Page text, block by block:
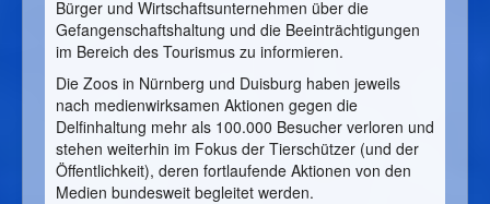
Bürger und Wirtschaftsunternehmen über die
Gefangenschaftshaltung und die Beeinträchtigungen
im Bereich des Tourismus zu informieren.
Die Zoos in Nürnberg und Duisburg haben jeweils
nach medienwirksamen Aktionen gegen die
Delfinhaltung mehr als 100.000 Besucher verloren und
stehen weiterhin im Fokus der Tierschützer (und der
Öffentlichkeit), deren fortlaufende Aktionen von den
Medien bundesweit begleitet werden.